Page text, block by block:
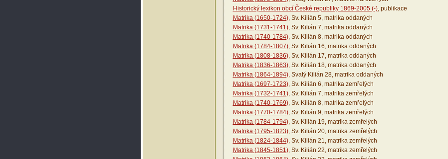
Historický lexikon obcí České republiky 1869-2005 (-), publikace
Matrika (1650-1724), Sv. Kilián 5, matrika oddaných
Matrika (1731-1741), Sv. Kilián 7, matrika oddaných
Matrika (1740-1784), Sv. Kilián 8, matrika oddaných
Matrika (1784-1807), Sv. Kilián 16, matrika oddaných
Matrika (1808-1836), Sv. Kilián 17, matrika oddaných
Matrika (1836-1863), Sv. Kilián 18, matrika oddaných
Matrika (1864-1894), Svatý Kilián 28, matrika oddaných
Matrika (1697-1723), Sv. Kilián 6, matrika zemřelých
Matrika (1732-1741), Sv. Kilián 7, matrika zemřelých
Matrika (1740-1769), Sv. Kilián 8, matrika zemřelých
Matrika (1770-1784), Sv. Kilián 9, matrika zemřelých
Matrika (1784-1794), Sv. Kilián 19, matrika zemřelých
Matrika (1795-1823), Sv. Kilián 20, matrika zemřelých
Matrika (1824-1844), Sv. Kilián 21, matrika zemřelých
Matrika (1845-1851), Sv. Kilián 22, matrika zemřelých